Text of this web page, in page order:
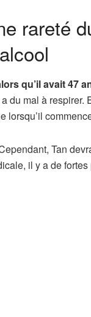
rareté
qu’il avait 47
du mal à respirer.
lorsqu’il
Tan
il y a de fortes